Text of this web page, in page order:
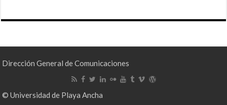
Dirección General de Comunicaciones
© Universidad de Playa Ancha